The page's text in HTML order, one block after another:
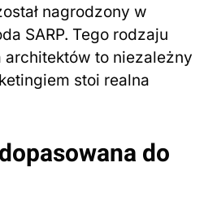
nagrodzony w
SARP. Tego rodzaju
architektów to niezależny
stoi realna
do